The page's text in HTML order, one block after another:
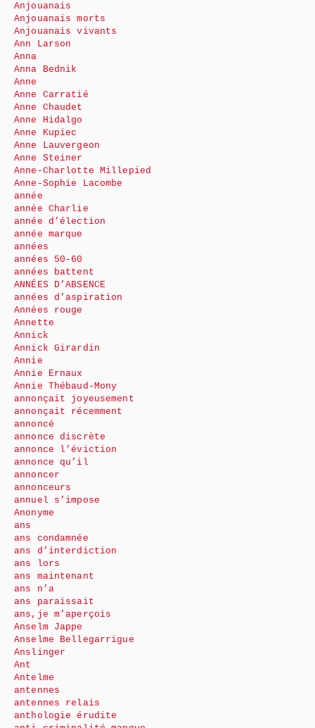
Anjouanais
Anjouanais morts
Anjouanais vivants
Ann Larson
Anna
Anna Bednik
Anne
Anne Carratié
Anne Chaudet
Anne Hidalgo
Anne Kupiec
Anne Lauvergeon
Anne Steiner
Anne-Charlotte Millepied
Anne-Sophie Lacombe
année
année Charlie
année d’élection
année marque
années
années 50-60
années battent
ANNÉES D’ABSENCE
années d’aspiration
Années rouge
Annette
Annick
Annick Girardin
Annie
Annie Ernaux
Annie Thébaud-Mony
annonçait joyeusement
annonçait récemment
annoncé
annonce discrète
annonce l’éviction
annonce qu’il
annoncer
annonceurs
annuel s’impose
Anonyme
ans
ans condamnée
ans d’interdiction
ans lors
ans maintenant
ans n’a
ans paraissait
ans,je m’aperçois
Anselm Jappe
Anselme Bellegarrigue
Anslinger
Ant
Antelme
antennes
antennes relais
anthologie érudite